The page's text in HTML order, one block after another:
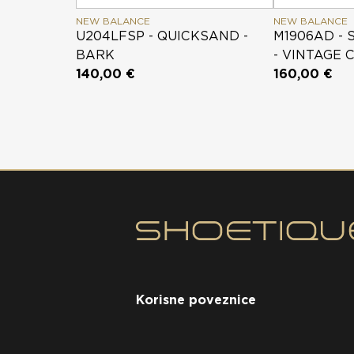
NEW BALANCE
U204LFSP - QUICKSAND -
BARK
140,00 €
NEW BALANCE
M1906AD -
- VINTAGE
160,00 €
Korisne poveznice